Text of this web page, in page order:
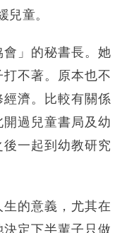
兒童。
」的秘書長。她
不著。原本也不
濟。比較有關係
過兒童書局及幼
一起到幼教研究
的意義，尤其在
定下半輩子只做